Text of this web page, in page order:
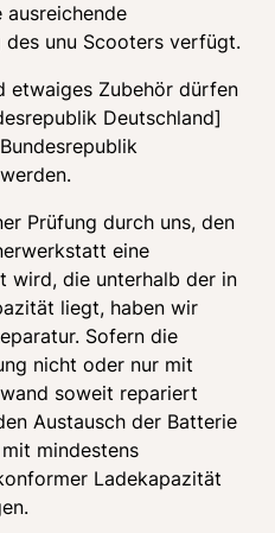
unu Scooters verfügt.
etwaiges Zubehör dürfen
Deutschland]
Prüfung durch uns, den
eine
wird, die unterhalb der in
liegt, haben wir
Sofern die
nicht oder nur mit
soweit repariert
Austausch der Batterie
mindestens
Ladekapazität